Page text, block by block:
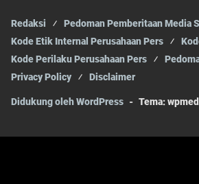
Redaksi
Pedoman Pemberitaan Media
Kode Etik Internal Perusahaan Pers
Kode Perilaku Perusahaan Pers
Privacy Policy
Disclaimer
Didukung oleh WordPress - Tema: